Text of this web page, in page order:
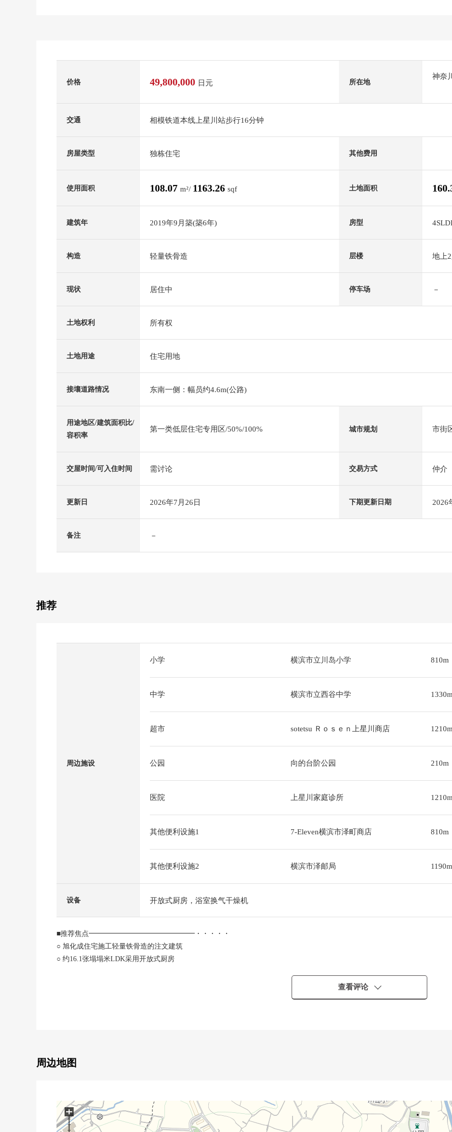
价格 49,800,000 日元 所在地
神奈
交通 相模铁道本线上星川站步行16分钟
房屋类型 独栋住宅 其他费用
使用面积 108.07 m²/ 1163.26 sqf 土地面积
建筑年 2019年9月築(築6年) 房型
构造 轻量铁骨造 层楼 地上
现状 居住中 停车场 －
土地权利 所有权
土地用途 住宅用地
接壤道路情况 东南一侧：幅员约4.6m(公路)
用途地区/建筑面积比/
容积率
第一类低层住宅专用区/50%/100% 城市规划 市街
交屋时间/可入住时间 需讨论 交易方式 仲介
更新日 2026年7月26日 下期更新日期 2026
备注 －
推荐
周边施设
小学 横滨市立川岛小学 810m
中学 横滨市立西谷中学 1330m
超市 sotetsu Ｒｏｓｅｎ上星川商店 1210m
公园 向的台阶公园 210m
医院 上星川家庭诊所 1210m
其他便利设施1 7-Eleven横滨市泽町商店 810m
其他便利设施2 横滨市泽邮局 1190m
设备 开放式厨房，浴室换气干燥机
■推荐焦点━━━━━━━━━━━━━━━・・・・・
○ 旭化成住宅施工轻量铁骨造的注文建筑
○ 约16.1张塌塌米LDK采用开放式厨房
■ 相铁线～都心直通项目～
连接新横滨，新纲岛，日吉
对都心的交通更便利
查看评论
周边地图
+